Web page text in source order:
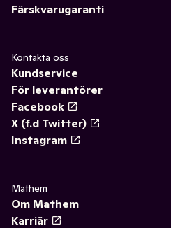
Färskvarugaranti
Kontakta oss
Kundservice
För leverantörer
Facebook
X (f.d Twitter)
Instagram
Mathem
Om Mathem
Karriär